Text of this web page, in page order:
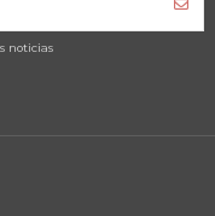
noticias